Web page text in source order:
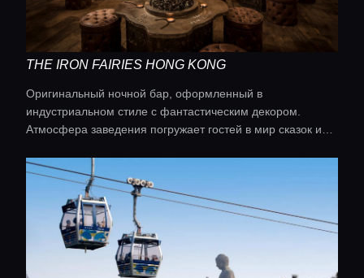
THE IRON FAIRIES HONG KONG
Оригинальный ночной бар, оформленный в
индустриальном стиле с фантастическим декором.
Атмосфера заведения погружает гостей в мир сказок и
музыку.